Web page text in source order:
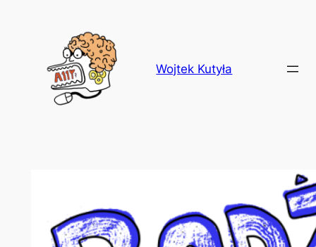
Wojtek Kutyła